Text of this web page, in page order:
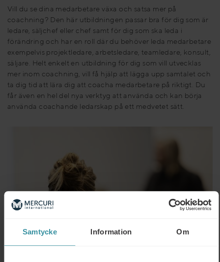
Samtycke Information Om
Vill du se dina medarbetare växa och satsa mer på
coachning? Den här utbildningen passar bra för dig som är
ledare, säljchef eller chef samt för dig som ska leda i
förändring och har en roll där du behöver leda medarbetare
exempelvis projektledare, arbetsledare, teamledare, konsult,
säljare. Helt enkelt en utbildning för dig som vill utvecklas
mer inom coachning, vill få hjälp att lägga upp samtalet och
ta dig tid att lära dig att coacha medarbetare på riktigt. Du
får även en hel del nya verktyg att använda och kan börja
använda coachande ledarskap på ett medvetet sätt.